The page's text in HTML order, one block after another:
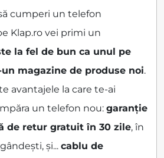
cumperi un telefon
Klap.ro vei primi un
la fel de bun ca unul pe
magazine de produse noi.
avantajele la care te-ai
un telefon nou: garanție
de retur gratuit în 30 zile, în
și... cablu de